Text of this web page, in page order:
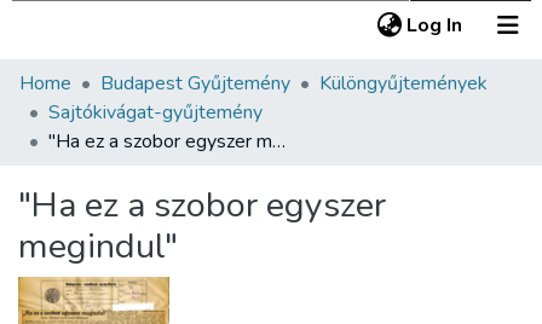
Log In (current)
Communities & Collections
All of DSpace
About us
Home Budapest Gyűjtemény
Különgyűjtemények
Sajtókivágat-gyűjtemény
"Ha ez a szobor egyszer megindul"
"Ha ez a szobor egyszer
megindul"